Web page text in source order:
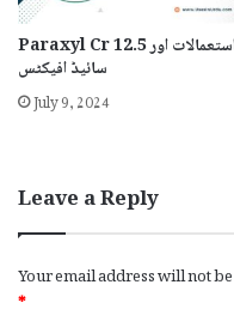
Paraxyl Cr 12.5 کے استعمالات اور
سائیڈ افیکٹس
July 9, 2024
Leave a Reply
Your email address will not
*